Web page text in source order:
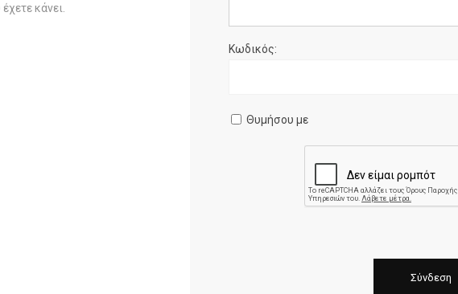
κάνει.
Κωδικός:
Θυμήσου με